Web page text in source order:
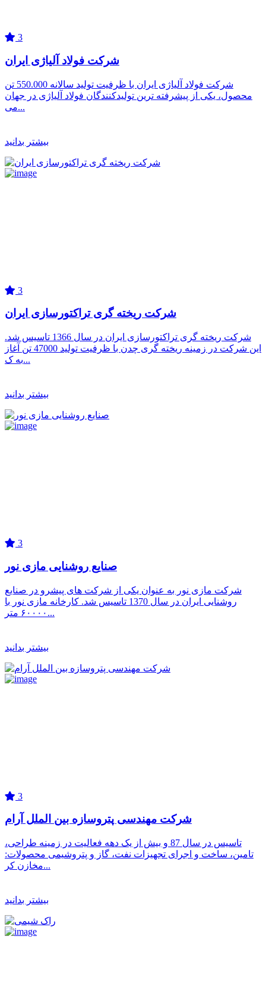
3
شرکت فولاد آلیاژی ایران
شرکت فولاد آلیاژی ایران با ظرفیت تولید سالانه 550.000 تن
محصول، یکی از پیشرفته ترین تولیدکنندگان فولاد آلیاژی در جهان
می...
بیشتر بدانید
3
شرکت ریخته گری تراکتورسازی ایران
شرکت ریخته گری تراکتورسازی ایران در سال 1366 تاسیس شد.
این شرکت در زمینه ریخته گری چدن با ظرفیت تولید 47000 تن آغاز
به ک...
بیشتر بدانید
3
صنایع روشنایی مازی نور
شرکت مازی نور به عنوان یکی از شرکت های پیشرو در صنایع
روشنایی ایران در سال 1370 تاسیس شد. کارخانه مازی نور با
۶۰۰۰۰ متر...
بیشتر بدانید
3
شرکت مهندسی پتروسازه بین الملل آرام
تاسیس در سال 87 و بیش از یک دهه فعالیت در زمینه طراحی،
تامین، ساخت و اجرای تجهیزات نفت، گاز و پتروشیمی محصولات:
مخازن کر...
بیشتر بدانید